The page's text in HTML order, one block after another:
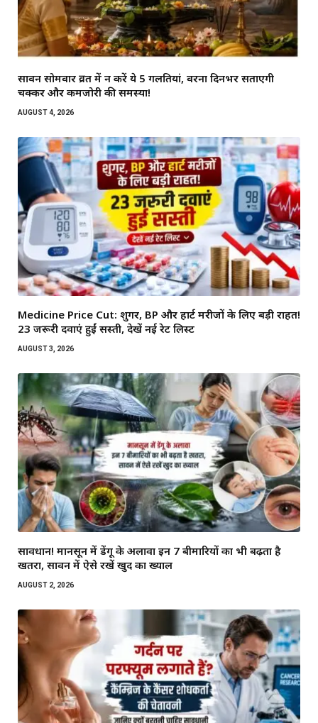
सावन सोमवार व्रत में न करें ये 5 गलतियां, वरना दिनभर सताएगी
चक्कर और कमजोरी की समस्या!
AUGUST 4, 2026
Medicine Price Cut: शुगर, BP और हार्ट मरीजों के लिए बड़ी राहत!
23 जरूरी दवाएं हुईं सस्ती, देखें नई रेट लिस्ट
AUGUST 3, 2026
सावधान! मानसून में डेंगू के अलावा इन 7 बीमारियों का भी बढ़ता है
खतरा, सावन में ऐसे रखें खुद का ख्याल
AUGUST 2, 2026